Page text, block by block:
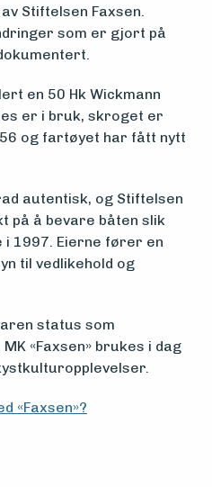
Stiftelsen Faxsen.
som er gjort på
en 50 Hk Wickmann
er i bruk, skroget er
og fartøyet har fått nytt
autentisk, og Stiftelsen
på å bevare båten slik
i 1997. Eierne fører en
til vedlikehold og
status som
«Faxsen» brukes i dag
«Faxsen»?